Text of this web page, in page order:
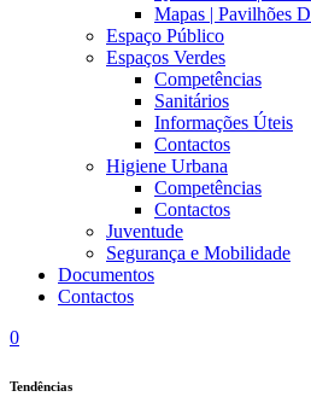
Mapas | Pavilhões
Espaço Público
Espaços Verdes
Competências
Sanitários
Informações Úteis
Contactos
Higiene Urbana
Competências
Contactos
Juventude
Segurança e Mobilidade
Documentos
Contactos
0
Tendências